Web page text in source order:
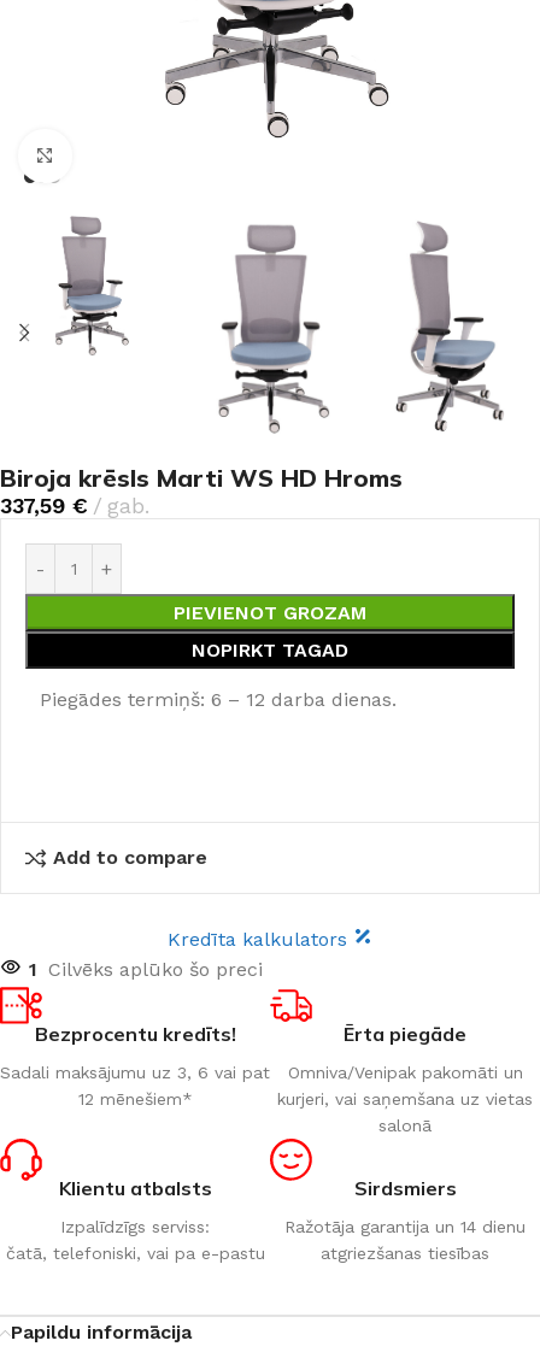
Biroja krēsls Marti WS HD Hroms
337,59 € gab.
PIEVIENOT GROZAM
NOPIRKT TAGAD
Piegādes termiņš: 6 – 12 darba dienas.
Add to compare
Kredīta kalkulators
1 Cilvēks aplūko šo preci
Bezprocentu kredīts!
Sadali maksājumu uz 3, 6 vai pat
12 mēnešiem*
Ērta piegāde
Omniva/Venipak pakomāti un
kurjeri, vai saņemšana uz vietas
salonā
Klientu atbalsts
Izpalīdzīgs serviss:
čatā, telefoniski, vai pa e-pastu
Sirdsmiers
Ražotāja garantija un 14 dienu
atgriezšanas tiesības
Papildu informācija